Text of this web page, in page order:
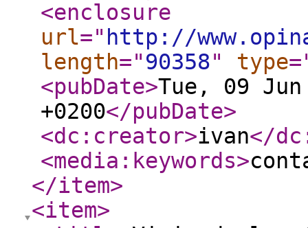
<enclosure
url=" http://
length="90358" type
<pubDate>Tue, 09
+0200</pubDate>
<dc:creator>ivan</
<media:keywords>
</item>
<item>